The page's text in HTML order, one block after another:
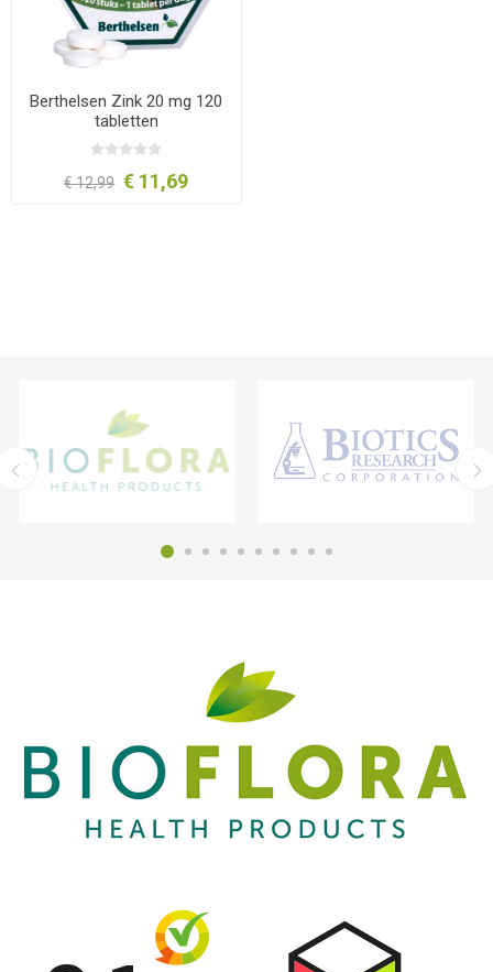
Berthelsen Zink 20 mg 120
tabletten
€ 12,99 € 11,69